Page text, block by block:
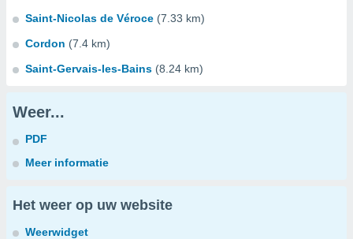
Saint-Nicolas de Véroce (7.33 km)
Cordon (7.4 km)
Saint-Gervais-les-Bains (8.24 km)
Weer...
PDF
Meer informatie
Het weer op uw website
Weerwidget